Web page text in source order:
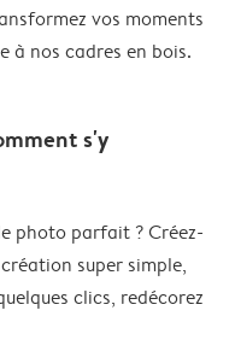
vos moments
à nos cadres en bois.
s'y
photo parfait ? Créez-
super simple,
clics, redécorez